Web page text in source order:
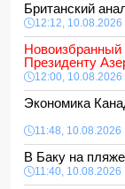
Британский
12:12, 10.08.2026
Новоизбранный
Президенту
12:00, 10.08.2026
Экономика
11:48, 10.08.2026
В Баку на
11:40, 10.08.2026